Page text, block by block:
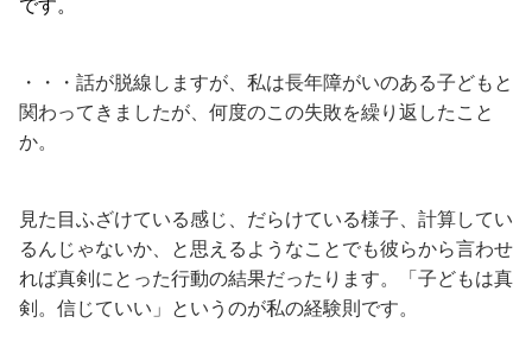
です。
・・・話が脱線しますが、私は長年障がいのある子どもと
関わってきましたが、何度のこの失敗を繰り返したこと
か。
見た目ふざけている感じ、だらけている様子、計算してい
るんじゃないか、と思えるようなことでも彼らから言わせ
れば真剣にとった行動の結果だったります。「子どもは真
剣。信じていい」というのが私の経験則です。